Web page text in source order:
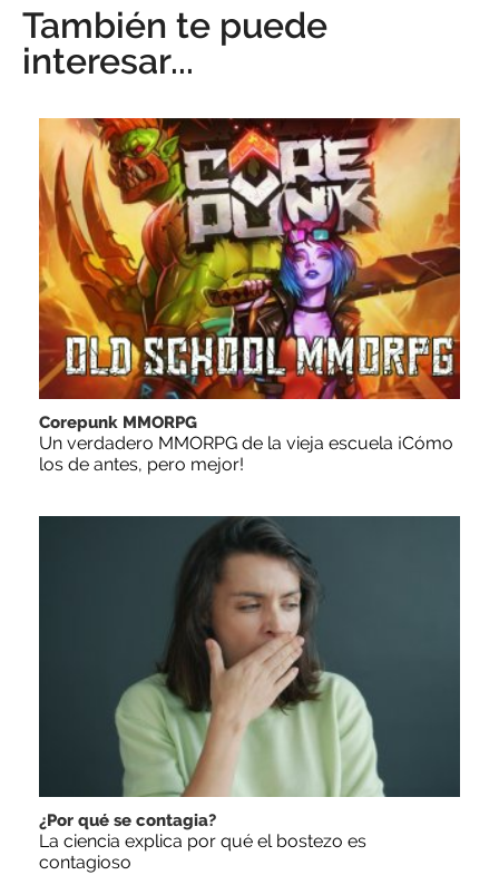
También te puede
interesar...
Corepunk MMORPG
Un verdadero MMORPG de la vieja escuela ¡Cómo
los de antes, pero mejor!
¿Por qué se contagia?
La ciencia explica por qué el bostezo es
contagioso